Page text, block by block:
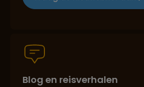
Best beoordeelde reisroutes
Blog en reisverhalen